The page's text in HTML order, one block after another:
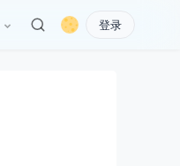
登录